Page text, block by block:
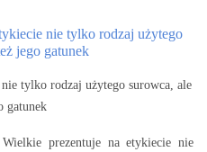
tylko rodzaj użytego surowca, ale
gatunek
prezentuje na etykiecie nie